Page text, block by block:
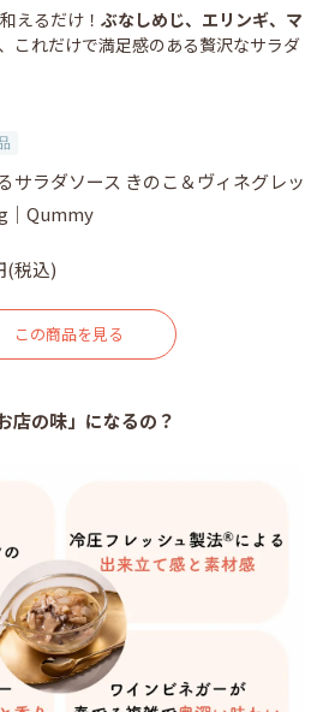
えるだけ！ ぶなしめじ、エリンギ、マ
これだけで満足感のある贅沢なサラダ
サラダソース きのこ＆ヴィネグレッ
｜Qummy
(税込)
この商品を見る
店の味」になるの？